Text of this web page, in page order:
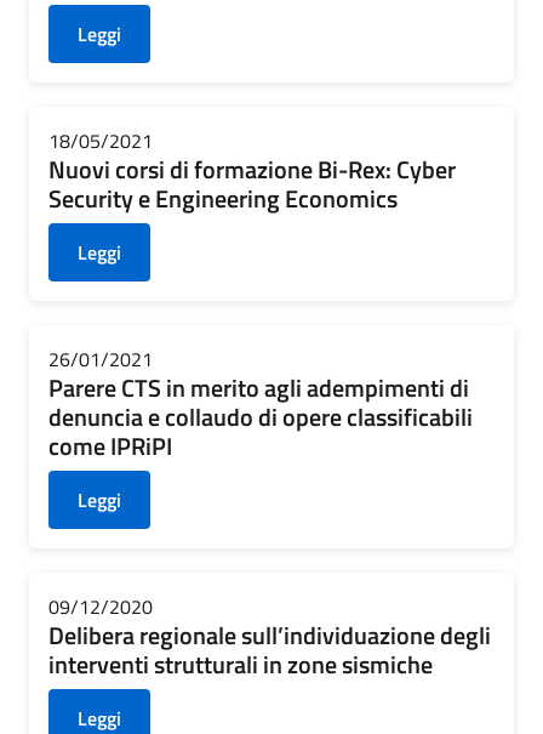
Leggi
18/05/2021
Nuovi corsi di formazione Bi-Rex: Cyber
Security e Engineering Economics
Leggi
26/01/2021
Parere CTS in merito agli adempimenti di
denuncia e collaudo di opere classificabili
come IPRiPI
Leggi
09/12/2020
Delibera regionale sull’individuazione degli
interventi strutturali in zone sismiche
Leggi